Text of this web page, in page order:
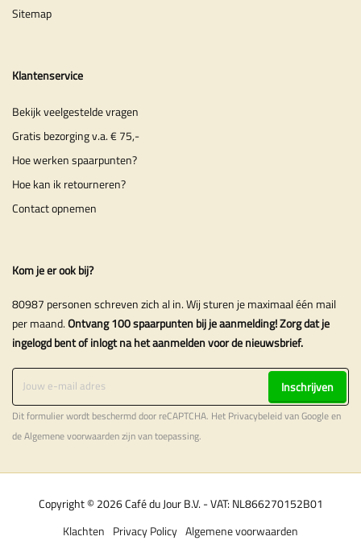
Sitemap
Klantenservice
Bekijk veelgestelde vragen
Gratis bezorging v.a. € 75,-
Hoe werken spaarpunten?
Hoe kan ik retourneren?
Contact opnemen
Kom je er ook bij?
80987 personen schreven zich al in. Wij sturen je maximaal één mail
per maand.Ontvang 100 spaarpunten bij je aanmelding! Zorg dat je
ingelogd bent of inlogt na het aanmelden voor de nieuwsbrief.
Inschrijven
Dit formulier wordt beschermd door reCAPTCHA. Het Privacybeleidvan Google en
deAlgemene voorwaardenzijn van toepassing.
Copyright © 2026 Café du Jour B.V. - VAT: NL866270152B01
Algemene voorwaarden
Privacy Policy
Klachten